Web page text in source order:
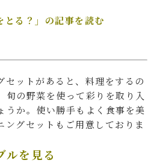
る？」の記事を読む
セットがあると、料理をするの
旬の野菜を使って彩りを取り入
うか。使い勝手もよく食事を美
ングセットもご用意しておりま
を見る